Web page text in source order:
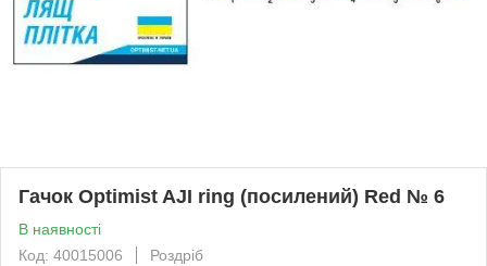
Гачок Optimist AJI ring (посилений) Red № 6
В наявності
Код: 40015006
Роздріб